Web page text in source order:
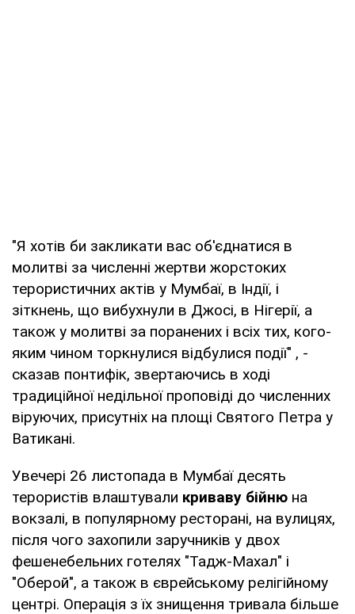
"Я хотів би закликати вас об'єднатися в
молитві за численні жертви жорстоких
терористичних актів у Мумбаї, в Індії, і
зіткнень, що вибухнули в Джосі, в Нігерії, а
також у молитві за поранених і всіх тих, кого-
яким чином торкнулися відбулися події" , -
сказав понтифік, звертаючись в ході
традиційної недільної проповіді до численних
віруючих, присутніх на площі Святого Петра у
Ватикані.
Увечері 26 листопада в Мумбаї десять
терористів влаштували криваву бійню на
вокзалі, в популярному ресторані, на вулицях,
після чого захопили заручників у двох
фешенебельних готелях "Тадж-Махал" і
"Оберой", а також в єврейському релігійному
центрі. Операція з їх знищення тривала більше